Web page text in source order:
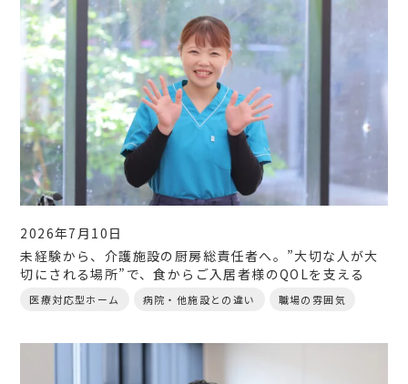
2026年7月10日
未経験から、介護施設の厨房総責任者へ。”大切な人が大
切にされる場所”で、食からご入居者様のQOLを支える
医療対応型ホーム 病院・他施設との違い 職場の雰囲気